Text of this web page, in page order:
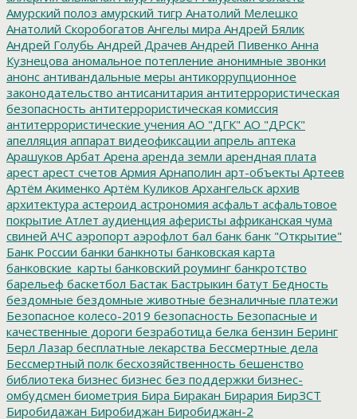
Амурский полоз амурский тигр Анатолий Мелешко
Анатолий Скоробогатов Ангелы мира Андрей Бялик
Андрей Голубь Андрей Драчев Андрей Пивенко Анна
Кузнецова аномальное потепление анонимные звонки
анонс антивандальные меры антикоррупционное
законодательство антисанитария антитеррористическая
безопасность антитеррористическая комиссия
антитеррористические учения АО "ДГК" АО "ДРСК"
апелляция аппарат видеофиксации апрель аптека
Арашуков Арбат Арена аренда земли арендная плата
арест арест счетов Армия Арнаполин арт-объекты Артеев
Артём Акименко Артём Куликов Архангельск архив
архитектура астероид астрономия асфальт асфальтовое
покрытие Атлет аудиенция аферисты африканская чума
свиней АЧС аэропорт аэрофлот бал банк банк "Открытие"
Банк России банки банкноты банковская карта
банковские_карты банковский роуминг банкротство
барельеф баскетбол Бастак Бастрыкин батут Бедность
бездомные бездомные животные безналичные платежи
Безопасное колесо-2019 безопасность Безопасные и
качественные дороги безработица белка бензин Беринг
Берл Лазар бесплатные лекарства Бессмертные дела
Бессмертный полк бесхозяйственность бешенство
библиотека бизнес бизнес без поддержки бизнес-
омбудсмен биометрия Бира Биракан Бирария БирЗСТ
Биробидажан Биробиджан Биробиджан-2